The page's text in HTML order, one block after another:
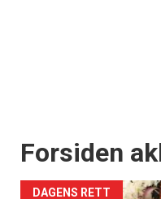
Forsiden
DAGENS RETT